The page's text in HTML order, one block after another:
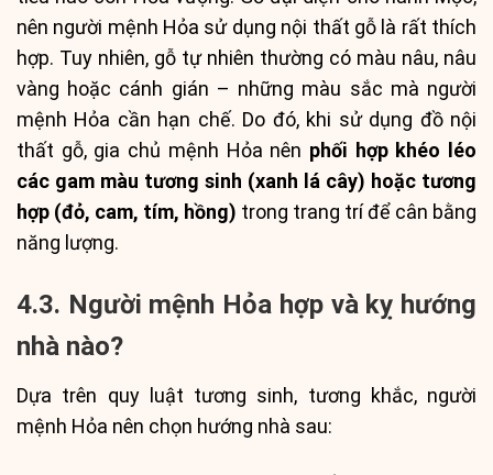
nên người mệnh Hỏa sử dụng nội thất gỗ là rất thích
hợp. Tuy nhiên, gỗ tự nhiên thường có màu nâu, nâu
vàng hoặc cánh gián – những màu sắc mà người
mệnh Hỏa cần hạn chế. Do đó, khi sử dụng đồ nội
thất gỗ, gia chủ mệnh Hỏa nên phối hợp khéo léo
các gam màu tương sinh (xanh lá cây) hoặc tương
hợp (đỏ, cam, tím, hồng) trong trang trí để cân bằng
năng lượng.
4.3. Người mệnh Hỏa hợp và kỵ hướng
nhà nào?
Dựa trên quy luật tương sinh, tương khắc, người
mệnh Hỏa nên chọn hướng nhà sau: